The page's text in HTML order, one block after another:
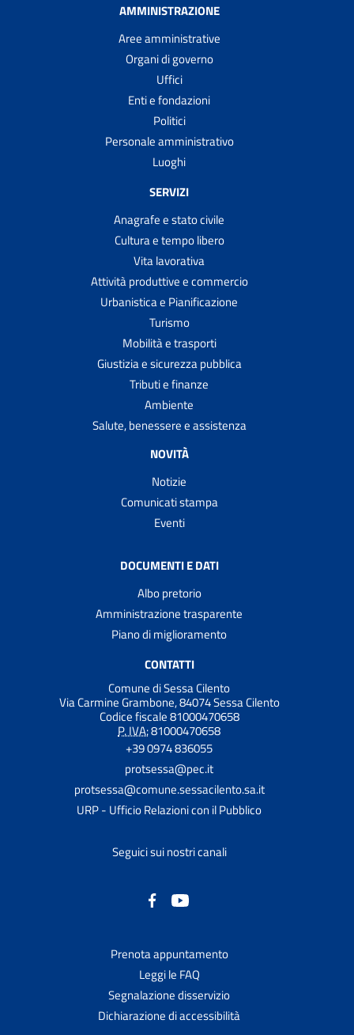
AMMINISTRAZIONE
Aree amministrative
Organi di governo
Uffici
Enti e fondazioni
Politici
Personale amministrativo
Luoghi
SERVIZI
Anagrafe e stato civile
Cultura e tempo libero
Vita lavorativa
Attività produttive e commercio
Urbanistica e Pianificazione
Turismo
Mobilità e trasporti
Giustizia e sicurezza pubblica
Tributi e finanze
Ambiente
Salute, benessere e assistenza
NOVITÀ
Notizie
Comunicati stampa
Eventi
DOCUMENTI E DATI
Albo pretorio
Amministrazione trasparente
Piano di miglioramento
CONTATTI
Comune di Sessa Cilento
Via Carmine Grambone, 84074 Sessa Cilento
Codice fiscale 81000470658
P. IVA:81000470658
+39 0974 836055
protsessa@pec.it
protsessa@comune.sessacilento.sa.it
URP - Ufficio Relazioni con il Pubblico
Seguici sui nostri canali
Prenota appuntamento
Leggi le FAQ
Segnalazione disservizio
Dichiarazione di accessibilità